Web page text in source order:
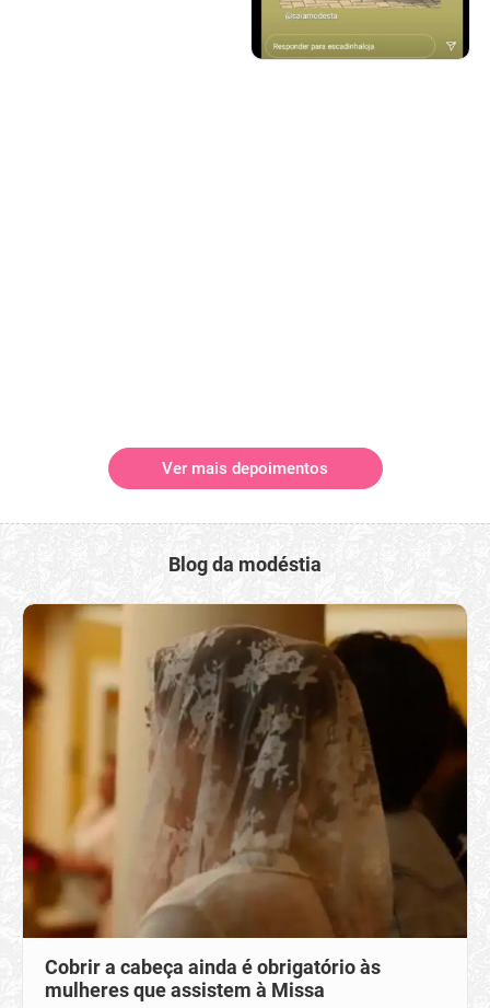
Ver mais depoimentos
Blog da modéstia
Cobrir a cabeça ainda é obrigatório às
mulheres que assistem à Missa